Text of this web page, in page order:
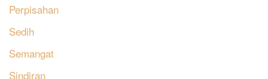
Perpisahan
Sedih
Semangat
Sindiran